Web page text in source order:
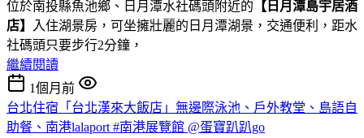
位於南投縣魚池鄉、日月潭水社碼頭附近的 【日月潭島宇居酒
店】
入住湖景房，可坐擁壯麗的日月潭湖景，交通便利，距水
社碼頭只要步行2分鐘，
繼續閱讀
1個月前
台北住宿「台北漢來大飯店」無邊際泳池、戶外教堂、島語自
助餐、南港lalaport #南港展覽館 @蛋寶趴趴go